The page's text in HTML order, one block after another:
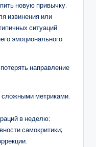
новую привычку.
извинения или
ситуаций
эмоционального
направление
сложными метриками.
в неделю;
самокритики;